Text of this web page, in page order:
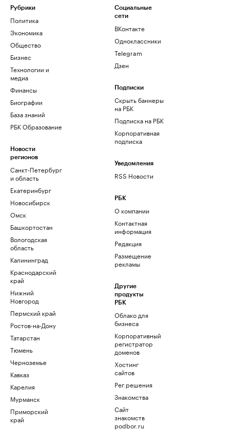
Рубрики
Политика
Экономика
Общество
Бизнес
Технологии и
медиа
Финансы
Биографии
База знаний
РБК Образование
Новости
регионов
Санкт-Петербург
и область
Екатеринбург
Новосибирск
Омск
Башкортостан
Вологодская
область
Калининград
Краснодарский
край
Нижний
Новгород
Пермский край
Ростов-на-Дону
Татарстан
Тюмень
Черноземье
Кавказ
Карелия
Мурманск
Приморский
край
Социальные
сети
ВКонтакте
Одноклассники
Telegram
Дзен
Подписки
Скрыть баннеры
на РБК
Подписка на РБК
Корпоративная
подписка
Уведомления
RSS Новости
РБК
О компании
Контактная
информация
Редакция
Размещение
рекламы
Другие
продукты
РБК
Облако для
бизнеса
Корпоративный
регистратор
доменов
Хостинг
сайтов
Рег.решения
Знакомства
Сайт
знакомств
podbor.ru